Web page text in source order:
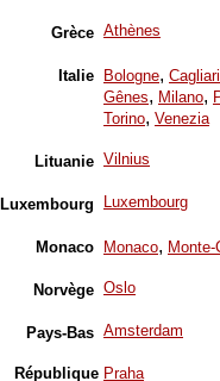
Grèce Athènes
Italie Bologne, Cagliari
Gênes, Milano,
Torino, Venezia
Lituanie Vilnius
Luxembourg Luxembourg
Monaco Monaco, Monte-
Norvège Oslo
Pays-Bas Amsterdam
République Praha